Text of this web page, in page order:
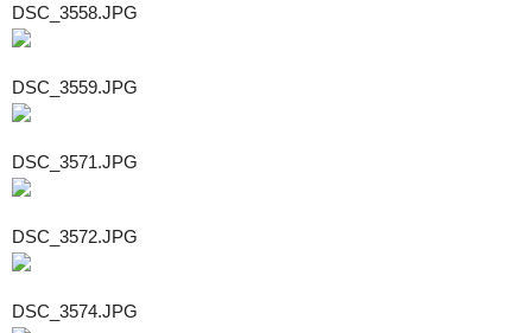
DSC_3558.JPG
DSC_3559.JPG
DSC_3571.JPG
DSC_3572.JPG
DSC_3574.JPG